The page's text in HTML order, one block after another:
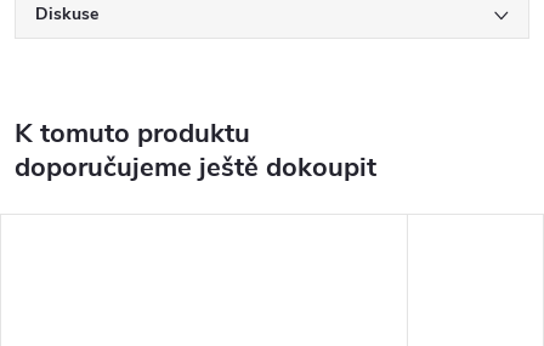
Diskuse
K tomuto produktu
doporučujeme ještě dokoupit